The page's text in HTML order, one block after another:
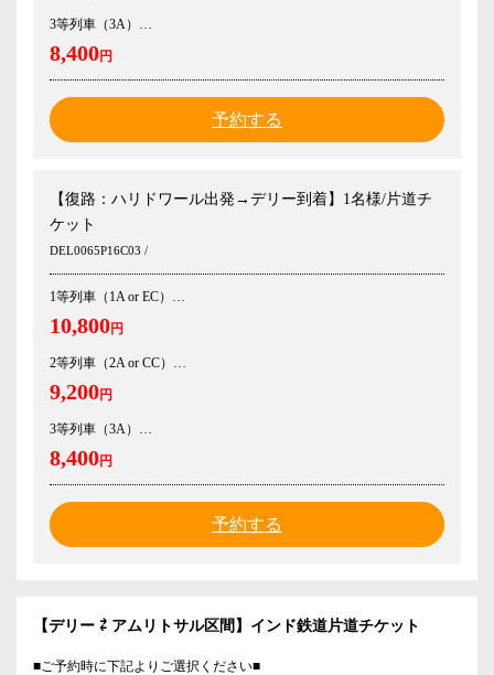
3等列車（3A）
8,400円
予約する
【復路：ハリドワール出発→デリー到着】1名様/片道チ
ケット
DEL0065P16C03 /
1等列車（1A or EC）
10,800円
2等列車（2A or CC）
9,200円
3等列車（3A）
8,400円
予約する
【デリー ⇄ アムリトサル区間】インド鉄道片道チケット
■ご予約時に下記よりご選択ください■